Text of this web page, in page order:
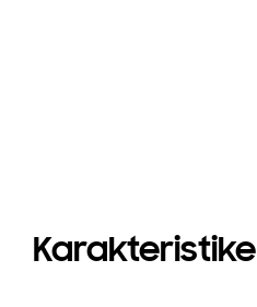
Karakteristike